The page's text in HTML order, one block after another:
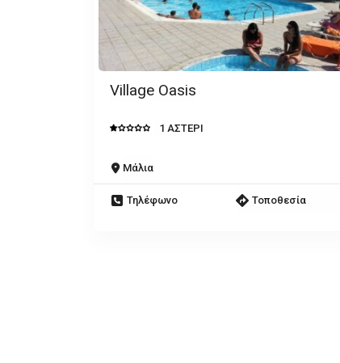
Village Oasis
1 ΑΣΤΕΡΙ
Μάλια
Τηλέφωνο Τοποθεσία